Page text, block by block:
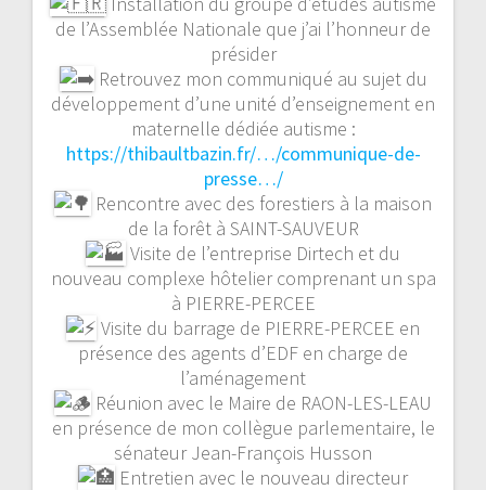
de l’Assemblée Nationale que j’ai l’honneur de
présider
Retrouvez mon communiqué au sujet du
développement d’une unité d’enseignement en
maternelle dédiée autisme :
https://thibaultbazin.fr/…/communique-de-
presse…/
Rencontre avec des forestiers à la maison
de la forêt à SAINT-SAUVEUR
Visite de l’entreprise Dirtech et du
nouveau complexe hôtelier comprenant un spa
à PIERRE-PERCEE
Visite du barrage de PIERRE-PERCEE en
présence des agents d’EDF en charge de
l’aménagement
Réunion avec le Maire de RAON-LES-LEAU
en présence de mon collègue parlementaire, le
sénateur Jean-François Husson
Entretien avec le nouveau directeur